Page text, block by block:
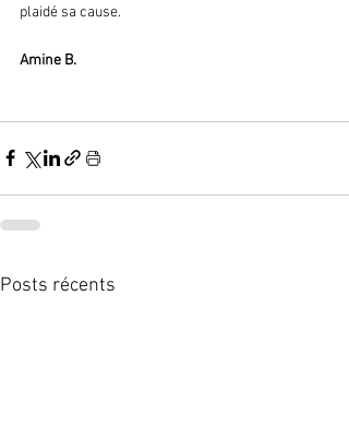
plaidé sa cause.
Amine B.
Posts récents